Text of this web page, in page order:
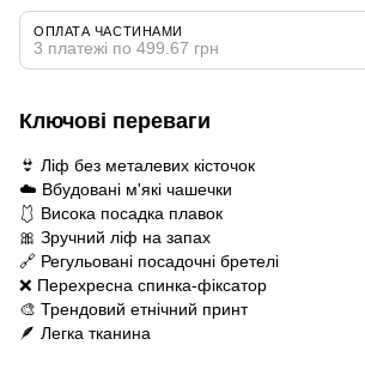
ОПЛАТА ЧАСТИНАМИ
3 платежі по 499.67 грн
Ключові переваги
👙 Ліф без металевих кісточок
☁️ Вбудовані м'які чашечки
🩱 Висока посадка плавок
🎀 Зручний ліф на запах
🔗 Регульовані посадочні бретелі
❌ Перехресна спинка-фіксатор
🎨 Трендовий етнічний принт
🪶 Легка тканина